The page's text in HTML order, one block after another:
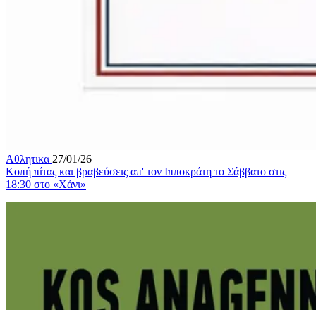
Αθλητικα 27/01/26
Κοπή πίτας και βραβεύσεις απ' τον Ιπποκράτη το Σάββατο στις
18:30 στο «Χάνι»